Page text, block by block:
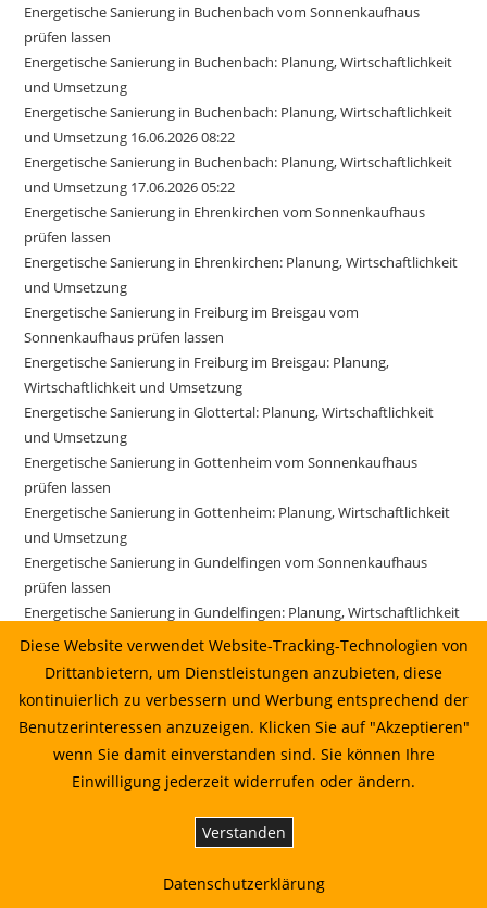
Energetische Sanierung in Buchenbach vom Sonnenkaufhaus
prüfen lassen
Energetische Sanierung in Buchenbach: Planung, Wirtschaftlichkeit
und Umsetzung
Energetische Sanierung in Buchenbach: Planung, Wirtschaftlichkeit
und Umsetzung 16.06.2026 08:22
Energetische Sanierung in Buchenbach: Planung, Wirtschaftlichkeit
und Umsetzung 17.06.2026 05:22
Energetische Sanierung in Ehrenkirchen vom Sonnenkaufhaus
prüfen lassen
Energetische Sanierung in Ehrenkirchen: Planung, Wirtschaftlichkeit
und Umsetzung
Energetische Sanierung in Freiburg im Breisgau vom
Sonnenkaufhaus prüfen lassen
Energetische Sanierung in Freiburg im Breisgau: Planung,
Wirtschaftlichkeit und Umsetzung
Energetische Sanierung in Glottertal: Planung, Wirtschaftlichkeit
und Umsetzung
Energetische Sanierung in Gottenheim vom Sonnenkaufhaus
prüfen lassen
Energetische Sanierung in Gottenheim: Planung, Wirtschaftlichkeit
und Umsetzung
Energetische Sanierung in Gundelfingen vom Sonnenkaufhaus
prüfen lassen
Energetische Sanierung in Gundelfingen: Planung, Wirtschaftlichkeit
und Umsetzung
Energetische Sanierung in Gutach im Breisgau vom
Energetische Sanierung in Gutach im Breisgau: Planung,
Wirtschaftlichkeit und Umsetzung
Energetische Sanierung in Horben: Planung, Wirtschaftlichkeit und
Umsetzung
Energetische Sanierung in Ihringen: Planung, Wirtschaftlichkeit und
Umsetzung 10.07.2026 14:22
Diese Website verwendet Website-Tracking-Technologien von
Drittanbietern, um Dienstleistungen anzubieten, diese
kontinuierlich zu verbessern und Werbung entsprechend der
Benutzerinteressen anzuzeigen. Klicken Sie auf "Akzeptieren"
wenn Sie damit einverstanden sind. Sie können Ihre
Einwilligung jederzeit widerrufen oder ändern.
Verstanden
Datenschutzerklärung